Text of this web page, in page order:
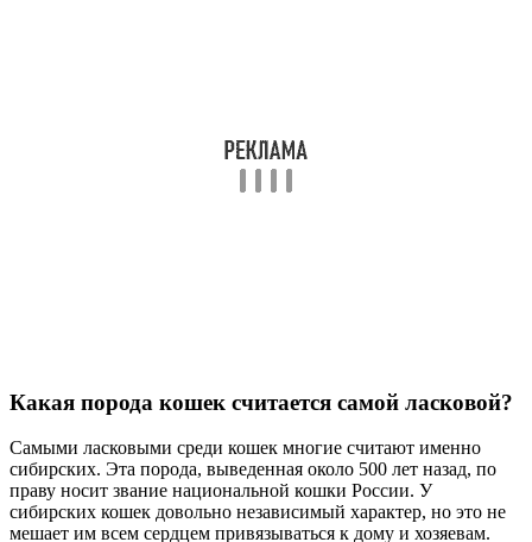
Какая порода кошек считается самой ласковой?
Самыми ласковыми среди кошек многие считают именно
сибирских. Эта порода, выведенная около 500 лет назад, по
праву носит звание национальной кошки России. У
сибирских кошек довольно независимый характер, но это не
мешает им всем сердцем привязываться к дому и хозяевам.